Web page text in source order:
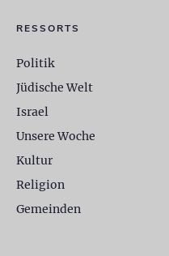
RESSORTS
Politik
Jüdische Welt
Israel
Unsere Woche
Kultur
Religion
Gemeinden